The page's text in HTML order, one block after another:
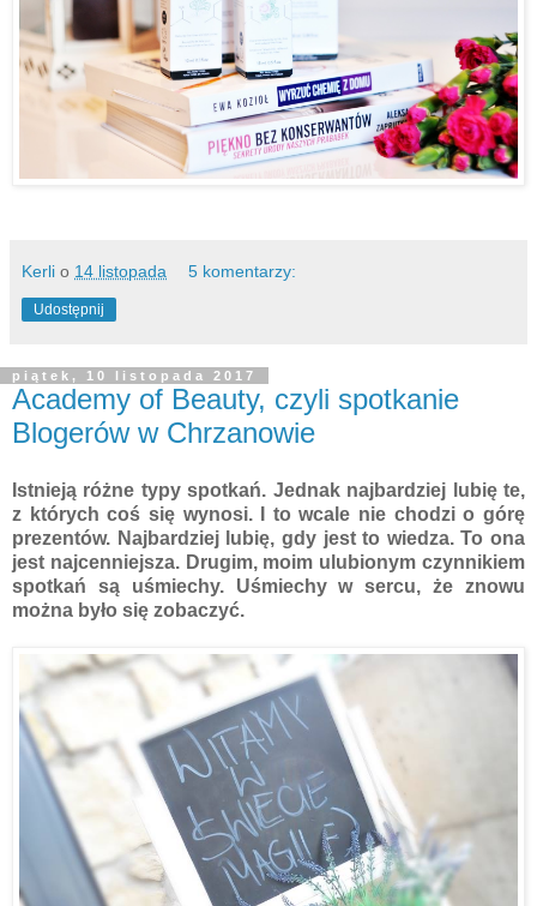
Kerli o 14 listopada 5 komentarzy:
Udostępnij
piątek, 10 listopada 2017
Academy of Beauty, czyli spotkanie
Blogerów w Chrzanowie
Istnieją różne typy spotkań. Jednak najbardziej lubię te,
z których coś się wynosi. I to wcale nie chodzi o górę
prezentów. Najbardziej lubię, gdy jest to wiedza. To ona
jest najcenniejsza. Drugim, moim ulubionym czynnikiem
spotkań są uśmiechy. Uśmiechy w sercu, że znowu
można było się zobaczyć.